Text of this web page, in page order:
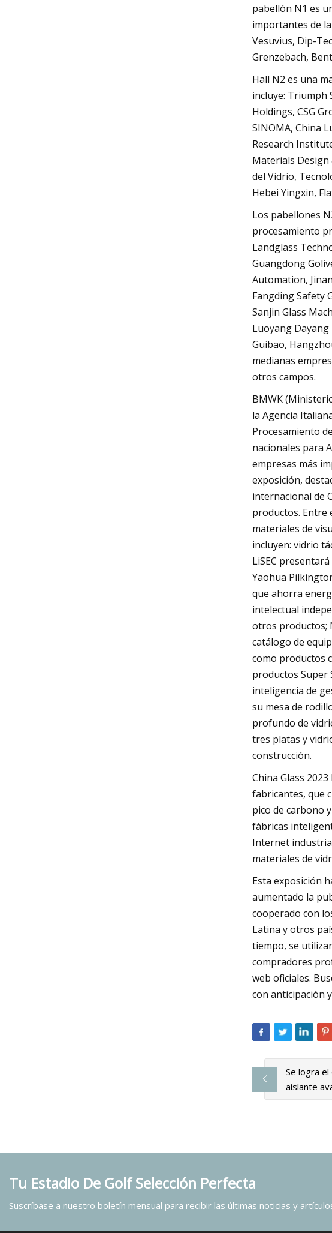
pabellón N1 es
importantes de la
Vesuvius, Dip-
Grenzebach,
Hall N2 es una
incluye: Triumph
Holdings, CSG
SINOMA, China
Research
Materials
del Vidrio,
Hebei Yingxin,
Los pabellones
procesamiento
Landglass
Guangdong
Automation,
Fangding Safety
Sanjin Glass
Luoyang
Guibao,
medianas
otros campos.
BMWK
la Agencia
Procesamiento
nacionales para
empresas más
exposición,
internacional de
productos. Entre
materiales de
incluyen: vidrio
LiSEC
Yaohua
que ahorra
intelectual
otros productos;
catálogo de
como productos
productos Super
inteligencia de
su mesa de
profundo de
tres platas y
construcción.
China Glass
fabricantes, que
pico de carbono
fábricas
Internet
materiales de
Esta exposición
aumentado la
cooperado con
Latina y otros
tiempo, se
compradores
web oficiales.
con anticipación
Se logra
aislante
Tu Estadio De Golf Selección Perfecta
Suscríbase a nuestro boletín mensual para recibir las últimas noticias y